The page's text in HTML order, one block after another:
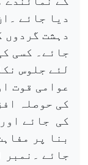
دیا جائے
دہشت گردوں
جائے۔ کسی
لئے جلوس
عوامی قوت
کی حوصلہ
کی جائے
بنا پر
جائے ۔نمبر